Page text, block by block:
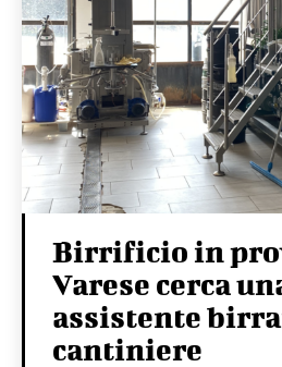
Birrificio in
Varese cerca
assistente
cantiniere